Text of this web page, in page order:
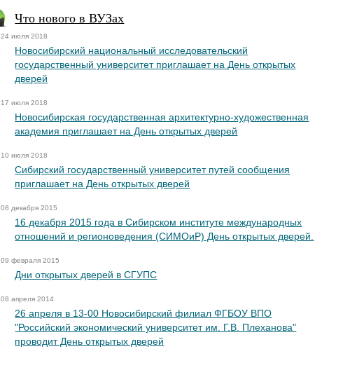
Что нового в ВУЗах
24 июля 2018
Новосибирский национальный исследовательский
государственный университет приглашает на День открытых
дверей
17 июля 2018
Новосибирская государственная архитектурно-художественная
академия приглашает на День открытых дверей
10 июля 2018
Сибирский государственный университет путей сообщения
приглашает на День открытых дверей
08 декабря 2015
16 декабря 2015 года в Сибирском институте международных
отношений и регионоведения (СИМОиР) День открытых дверей.
09 февраля 2015
Дни открытых дверей в СГУПС
08 апреля 2014
26 апреля в 13-00 Новосибирский филиал ФГБОУ ВПО
"Российский экономический университет им. Г.В. Плеханова"
проводит День открытых дверей